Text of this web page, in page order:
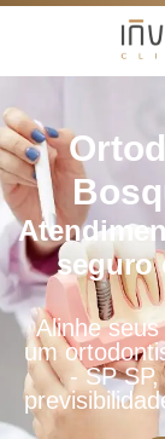
seguro
Alinhe
um
- SP